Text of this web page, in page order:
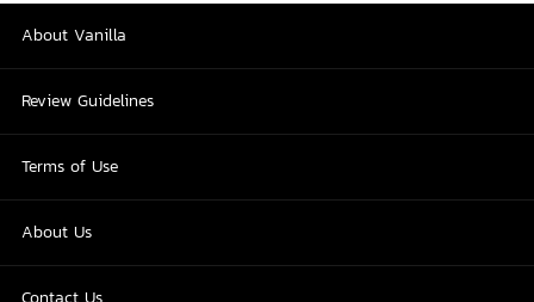
About Vanilla
Review Guidelines
Terms of Use
About Us